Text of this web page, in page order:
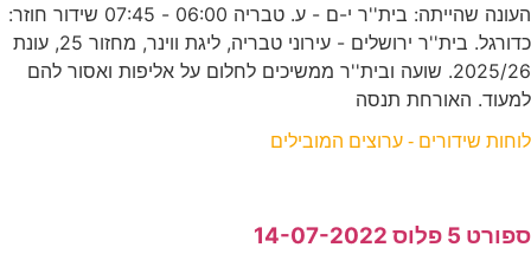
העונה שהייתה: בית''ר י-ם - ע. טבריה 06:00 - 07:45 שידור חוזר:
כדורגל. בית''ר ירושלים - עירוני טבריה, ליגת ווינר, מחזור 25, עונת
2025/26. שועה ובית''ר ממשיכים לחלום על אליפות ואסור להם
למעוד. האורחת תנסה
לוחות שידורים - ערוצים המובילים
ספורט 5 פלוס 14-07-2022